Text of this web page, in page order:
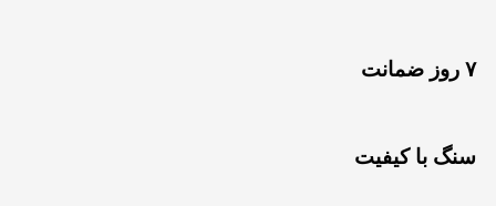
۷ روز ضمانت
سنگ با کیفیت